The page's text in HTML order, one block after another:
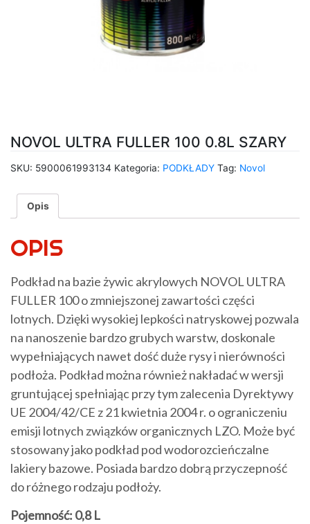
NOVOL ULTRA FULLER 100 0.8L SZARY
SKU: 5900061993134 Kategoria: PODKŁADY Tag: Novol
Opis
OPIS
Podkład na bazie żywic akrylowych NOVOL ULTRA
FULLER 100 o zmniejszonej zawartości części
lotnych. Dzięki wysokiej lepkości natryskowej pozwala
na nanoszenie bardzo grubych warstw, doskonale
wypełniających nawet dość duże rysy i nierówności
podłoża. Podkład można również nakładać w wersji
gruntującej spełniając przy tym zalecenia Dyrektywy
UE 2004/42/CE z 21 kwietnia 2004 r. o ograniczeniu
emisji lotnych związków organicznych LZO. Może być
stosowany jako podkład pod wodorozcieńczalne
lakiery bazowe. Posiada bardzo dobrą przyczepność
do różnego rodzaju podłoży.
Pojemność: 0,8 L